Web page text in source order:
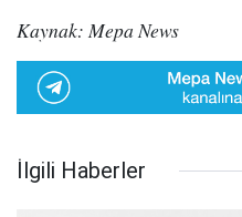
Kaynak: Mepa News
İlgili Haberler